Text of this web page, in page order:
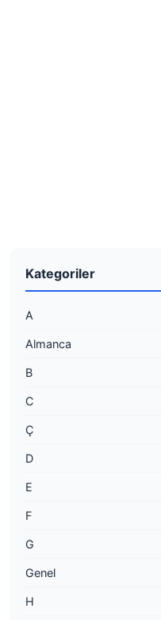
Kategoriler
A
Almanca
B
C
Ç
D
E
F
G
Genel
H